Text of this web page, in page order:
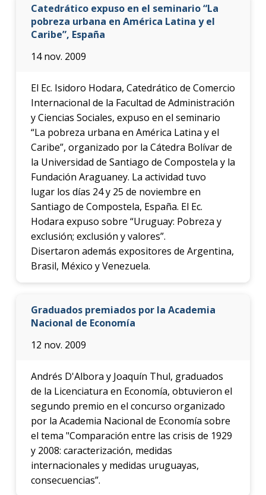
Catedrático expuso en el seminario “La
pobreza urbana en América Latina y el
Caribe”, España
14 nov. 2009
El Ec. Isidoro Hodara, Catedrático de Comercio
Internacional de la Facultad de Administración
y Ciencias Sociales, expuso en el seminario
“La pobreza urbana en América Latina y el
Caribe”, organizado por la Cátedra Bolívar de
la Universidad de Santiago de Compostela y la
Fundación Araguaney. La actividad tuvo
lugar los días 24 y 25 de noviembre en
Santiago de Compostela, España. El Ec.
Hodara expuso sobre “Uruguay: Pobreza y
exclusión; exclusión y valores”.
Disertaron además expositores de Argentina,
Brasil, México y Venezuela.
Graduados premiados por la Academia
Nacional de Economía
12 nov. 2009
Andrés D'Albora y Joaquín Thul, graduados
de la Licenciatura en Economía, obtuvieron el
segundo premio en el concurso organizado
por la Academia Nacional de Economía sobre
el tema "Comparación entre las crisis de 1929
y 2008: caracterización, medidas
internacionales y medidas uruguayas,
consecuencias”.